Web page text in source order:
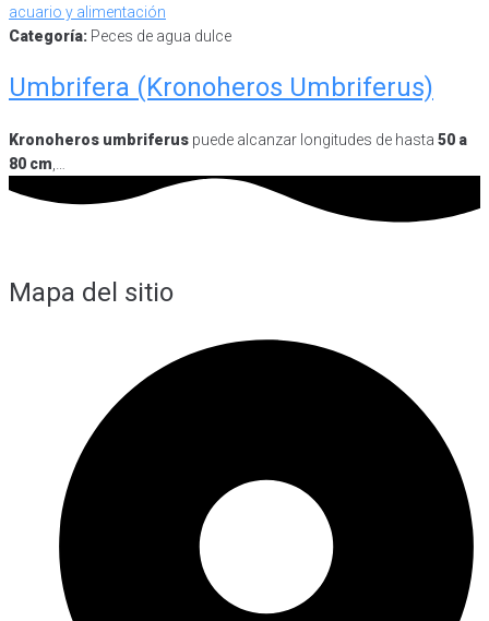
Categoría: Peces de agua dulce
Umbrifera (Kronoheros Umbriferus)
Kronoheros umbriferus puede alcanzar longitudes de hasta 50 a
80 cm
Mapa del sitio